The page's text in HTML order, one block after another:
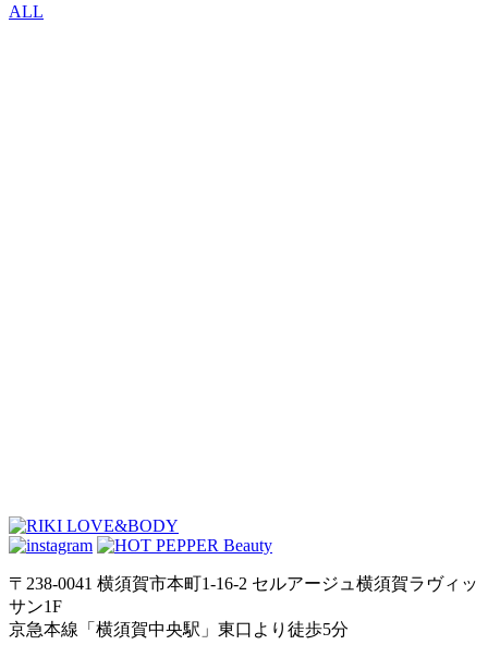
ALL
〒238-0041 横須賀市本町1-16-2 セルアージュ横須賀ラヴィッ
サン1F
京急本線「横須賀中央駅」東口より徒歩5分